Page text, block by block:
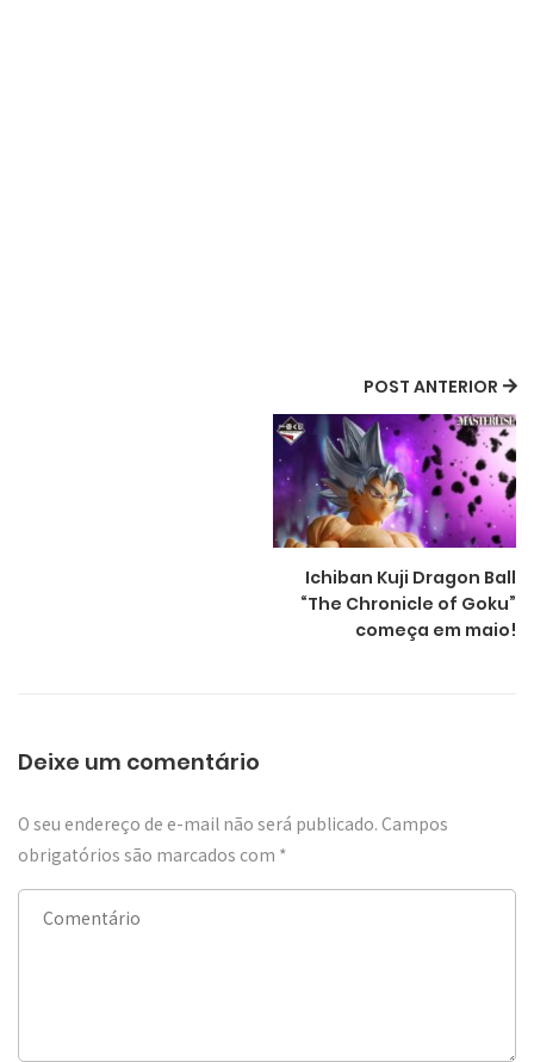
POST ANTERIOR
Ichiban Kuji Dragon Ball
“The Chronicle of Goku”
começa em maio!
Deixe um comentário
O seu endereço de e-mail não será publicado. Campos
obrigatórios são marcados com *